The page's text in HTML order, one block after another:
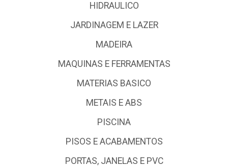
HIDRAULICO
JARDINAGEM E LAZER
MADEIRA
MAQUINAS E FERRAMENTAS
MATERIAS BASICO
METAIS E ABS
PISCINA
PISOS E ACABAMENTOS
PORTAS, JANELAS E PVC